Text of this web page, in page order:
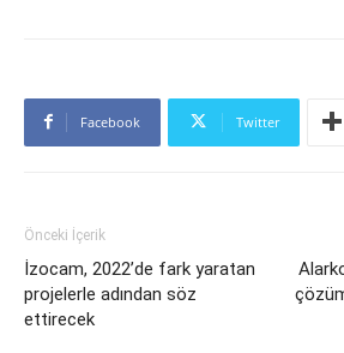
Facebook Twitter
Önceki İçerik
İzocam, 2022’de fark yaratan
projelerle adından söz
ettirecek